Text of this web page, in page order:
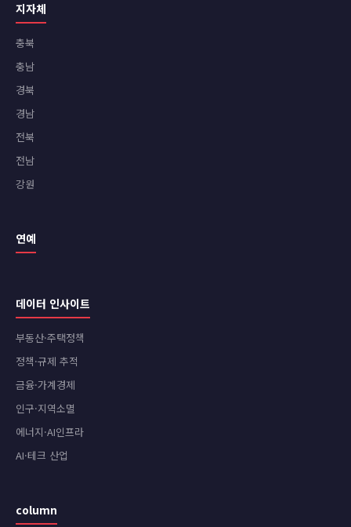
지자체
충북
충남
경북
경남
전북
전남
강원
연예
데이터 인사이트
부동산·주택정책
정책·규제 추적
금융·가계경제
인구·지역소멸
에너지·AI인프라
AI·테크 산업
column